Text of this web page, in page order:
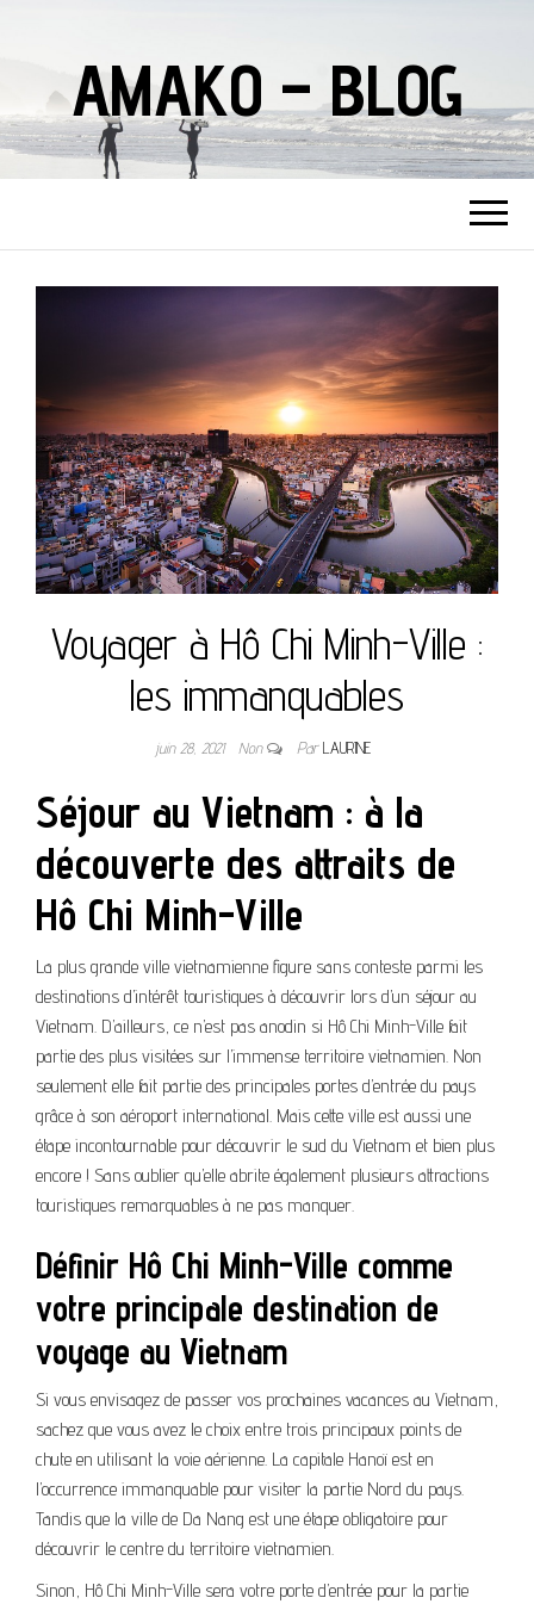
AMAKO – BLOG
Voyager à Hô Chi Minh-Ville :
les immanquables
juin 28, 2021 Non ParLAURINE
Séjour au Vietnam : à la
découverte des attraits de
Hô Chi Minh-Ville
La plus grande ville vietnamienne figure sans conteste parmi les
destinations d’intérêt touristiques à découvrir lors d’un séjour au
Vietnam. D’ailleurs, ce n’est pas anodin si Hô Chi Minh-Ville fait
partie des plus visitées sur l’immense territoire vietnamien. Non
seulement elle fait partie des principales portes d’entrée du pays
grâce à son aéroport international. Mais cette ville est aussi une
étape incontournable pour découvrir le sud du Vietnam et bien plus
encore ! Sans oublier qu’elle abrite également plusieurs attractions
touristiques remarquables à ne pas manquer.
Définir Hô Chi Minh-Ville comme
votre principale destination de
voyage au Vietnam
Si vous envisagez de passer vos prochaines vacances au Vietnam,
sachez que vous avez le choix entre trois principaux points de
chute en utilisant la voie aérienne. La capitale Hanoï est en
l’occurrence immanquable pour visiter la partie Nord du pays.
Tandis que la ville de Da Nang est une étape obligatoire pour
découvrir le centre du territoire vietnamien.
Sinon, Hô Chi Minh-Ville sera votre porte d’entrée pour la partie